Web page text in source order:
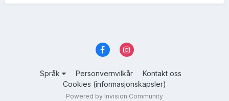
Språk Personvernvilkår
Kontakt oss
Cookies (informasjonskapsler)
Powered by Invision Community